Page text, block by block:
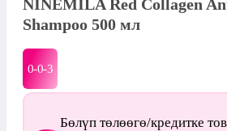
NINEMILA Red Collagen
Shampoo 500 мл
0-0-3
Бөлүп төлөөгө/кредитке